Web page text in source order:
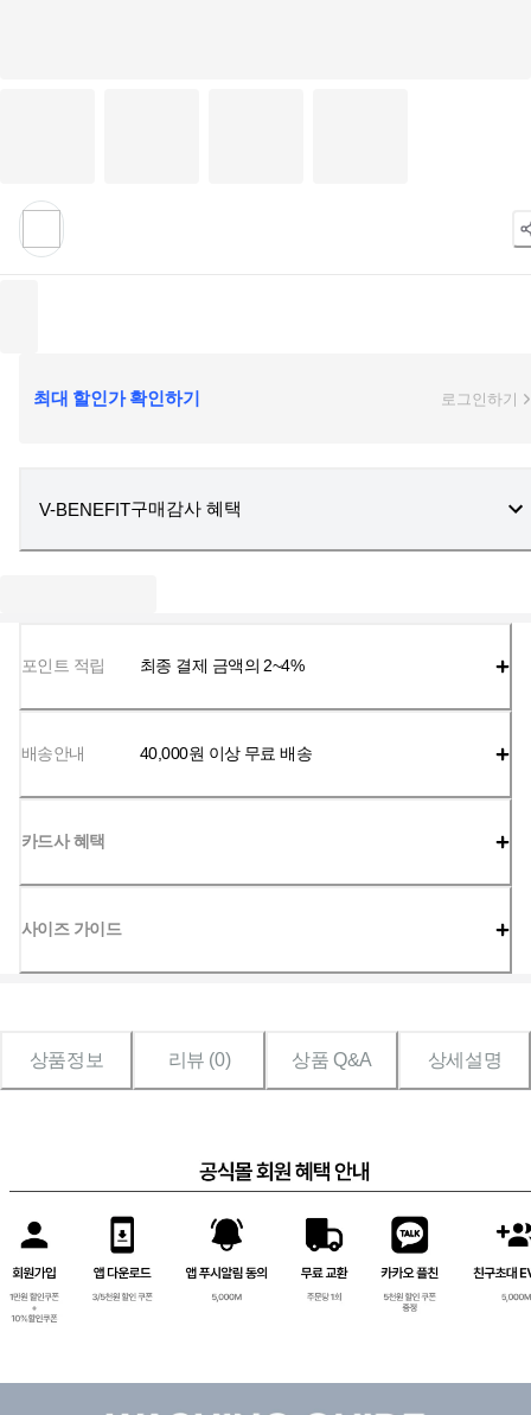
최대 할인가 확인하기 로그인하기
V-BENEFIT구매감사 혜택
포인트 적립 최종 결제 금액의 2~4%
배송안내 40,000원 이상 무료 배송
카드사 혜택
사이즈 가이드
상품정보 리뷰 (0) 상품 Q&A 상세설명